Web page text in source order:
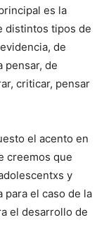
es la
distintos tipos de
de
pensar, de
criticar, pensar
el acento en
creemos que
y
el caso de la
el desarrollo de